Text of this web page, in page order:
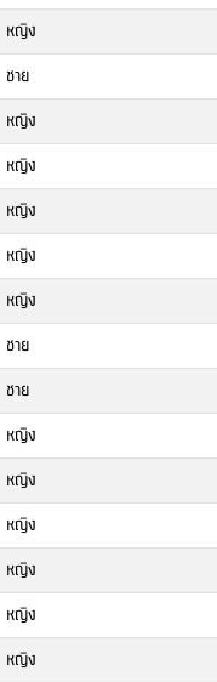
หญิง
ชาย
หญิง
หญิง
หญิง
หญิง
หญิง
ชาย
ชาย
หญิง
หญิง
หญิง
หญิง
หญิง
หญิง